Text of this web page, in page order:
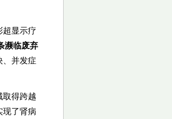
超显示疗
濒临废弃
、并发症
取得跨越
现了肾病